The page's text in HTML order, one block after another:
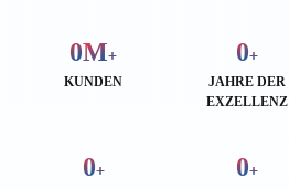
0M+
KUNDEN
0+
JAHRE DER
EXZELLENZ
0+ 0+